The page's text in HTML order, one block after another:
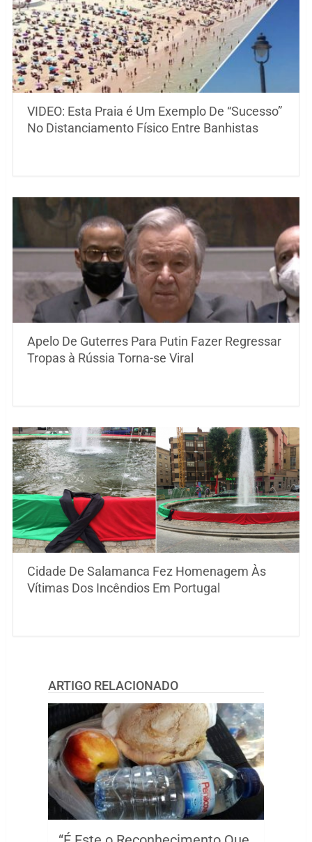
VIDEO: Esta Praia é Um Exemplo De “Sucesso”
No Distanciamento Físico Entre Banhistas
Apelo De Guterres Para Putin Fazer Regressar
Tropas à Rússia Torna-se Viral
Cidade De Salamanca Fez Homenagem Às
Vítimas Dos Incêndios Em Portugal
ARTIGO RELACIONADO